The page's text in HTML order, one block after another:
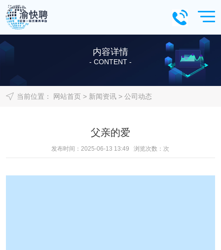
内容详情
- CONTENT -
当前位置： 网站首页> 新闻资讯> 公司动态
父亲的爱
发布时间：2025-06-13 13:49 浏览次数： 次